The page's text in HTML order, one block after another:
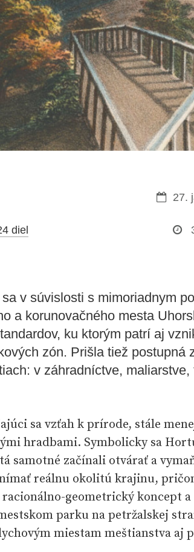
27.
diel
v súvislosti s mimoriadnym
a korunovačného mesta
ku ktorým patrí aj
zón. Prišla tiež postupná
v záhradníctve,
sa vzťah k prírode, stále
hradbami. Symbolicky sa
samotné začínali otvárať a
reálnu okolitú krajinu,
geometrický koncept a
parku na petržalskej
miestam meštianstva aj